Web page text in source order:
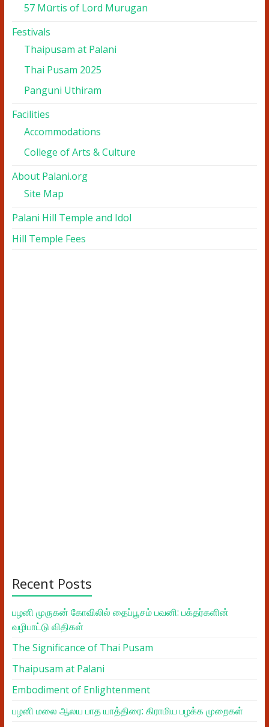
57 Mūrtis of Lord Murugan
Festivals
Thaipusam at Palani
Thai Pusam 2025
Panguni Uthiram
Facilities
Accommodations
College of Arts & Culture
About Palani.org
Site Map
Palani Hill Temple and Idol
Hill Temple Fees
Recent Posts
பழனி முருகன் கோவிலில் தைப்பூசம் பவனி: பக்தர்களின்
வழிபாட்டு விதிகள்
The Significance of Thai Pusam
Thaipusam at Palani
Embodiment of Enlightenment
பழனி மலை ஆலய பாத யாத்திரை: கிராமிய பழக்க முறைகள்